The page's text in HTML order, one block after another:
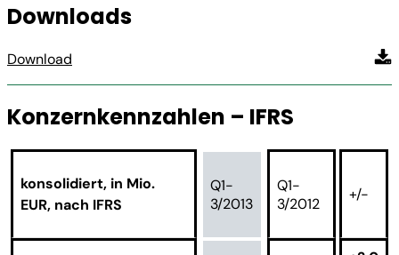
Downloads
Download
Konzernkennzahlen – IFRS
konsolidiert, in Mio.
EUR, nach IFRS
Q1-
3/2013
Q1-
3/2012
+/-